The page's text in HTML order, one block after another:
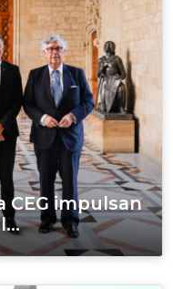
CEG impulsan